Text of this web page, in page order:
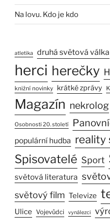
Na lovu. Kdo je kdo
atletika druhá světová válka
herci herečky
knižní novinky krátké zprávy
Magazín nekrolog
Osobnosti 20. století
populární hudba reality
Spisovatelé Sport
světová literatura
světový film Televize
Ulice Vojevůdci vynálezci